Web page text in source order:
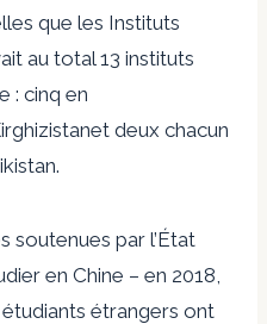
que les Instituts
au total 13 instituts
: cinq en
et deux chacun
.
soutenues par l’État
en Chine – en 2018,
étrangers ont